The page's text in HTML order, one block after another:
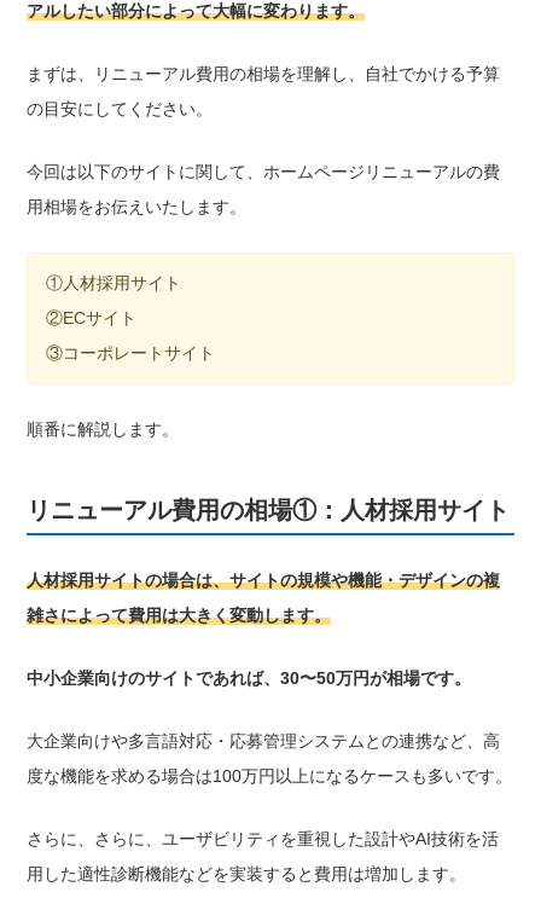
アルしたい部分によって大幅に変わります。
まずは、リニューアル費用の相場を理解し、自社でかける予算
の目安にしてください。
今回は以下のサイトに関して、ホームページリニューアルの費
用相場をお伝えいたします。
①人材採用サイト
②ECサイト
③コーポレートサイト
順番に解説します。
リニューアル費用の相場①：人材採用サイト
人材採用サイトの場合は、サイトの規模や機能・デザインの複
雑さによって費用は大きく変動します。
中小企業向けのサイトであれば、30〜50万円が相場です。
大企業向けや多言語対応・応募管理システムとの連携など、高
度な機能を求める場合は100万円以上になるケースも多いです。
さらに、さらに、ユーザビリティを重視した設計やAI技術を活
用した適性診断機能などを実装すると費用は増加します。